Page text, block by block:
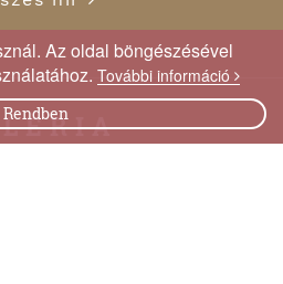
Az oldal böngészésével
További információ
Rendben